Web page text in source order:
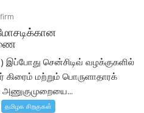
இப்போது சென்சிடிவ் வழக்குகளில்
மற்றும் பொருளாதாரக்
தமிழக சிறகுகள்